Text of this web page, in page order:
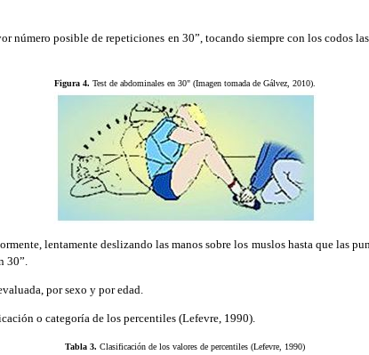
número posible de repeticiones en 30”, tocando siempre con los codos
Figura 4. Test de abdominales en 30" (Imagen tomada de Gálvez, 2010).
lentamente deslizando las manos sobre los muslos hasta que las
30”.
por sexo y por edad.
o categoría de los percentiles (Lefevre, 1990).
Tabla 3. Clasificación de los valores de percentiles (Lefevre, 1990)